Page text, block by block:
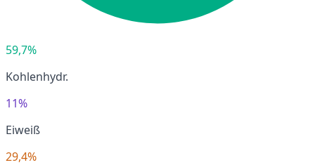
59,7%
Kohlenhydr.
11%
Eiweiß
29,4%